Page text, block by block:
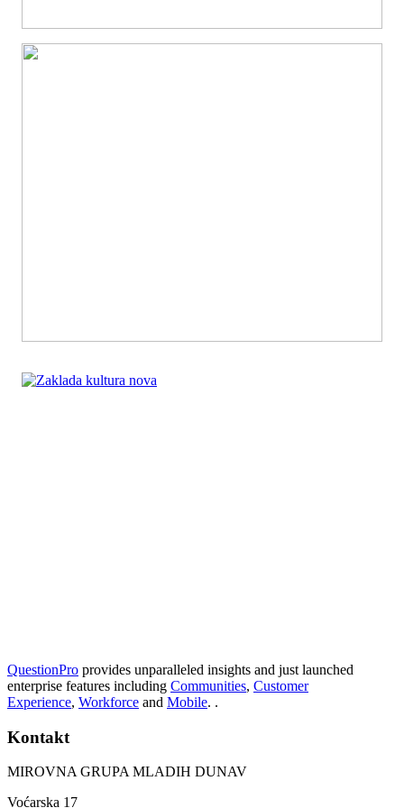
QuestionPro provides unparalleled insights and just launched
enterprise features including Communities, Customer
Experience, Workforce and Mobile. .
Kontakt
MIROVNA GRUPA MLADIH DUNAV
Voćarska 17